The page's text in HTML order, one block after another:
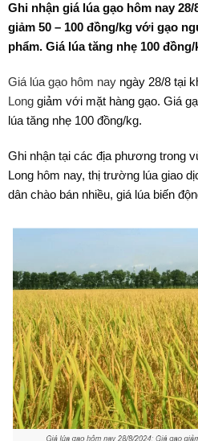
Ghi nhận giá lúa gạo hôm nay
giảm 50 – 100 đồng/kg với gạo
phẩm. Giá lúa tăng nhẹ 100 đồng/
Giá lúa gạo hôm nay ngày 28/8 tại
Long giảm với mặt hàng gạo. Giá
lúa tăng nhẹ 100 đồng/kg.
Ghi nhận tại các địa phương trong
Long hôm nay, thị trường lúa giao
dân chào bán nhiều, giá lúa biến